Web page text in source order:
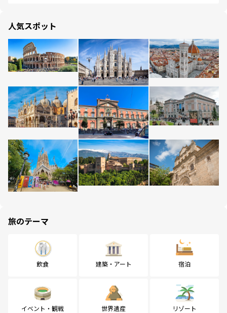
人気スポット
旅のテーマ
飲食 建築・アート 宿泊
イベント・観戦 世界遺産 リゾート